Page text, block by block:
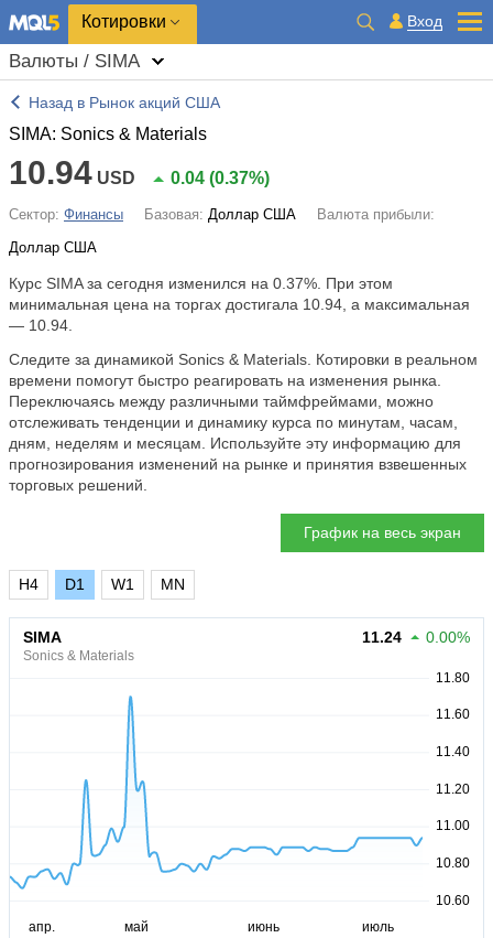
Котировки Вход
Валюты / SIMA
Назад в Рынок акций США
SIMA: Sonics & Materials
10.94 USD 0.04 (0.37%)
Сектор: Финансы Базовая: Доллар США
Валюта прибыли:
Доллар США
Курс SIMA за сегодня изменился на 0.37% . При этом
минимальная цена на торгах достигала 10.94, а максимальная
— 10.94.
Следите за динамикой Sonics & Materials. Котировки в реальном
времени помогут быстро реагировать на изменения рынка.
Переключаясь между различными таймфреймами, можно
отслеживать тенденции и динамику курса по минутам, часам,
дням, неделям и месяцам. Используйте эту информацию для
прогнозирования изменений на рынке и принятия взвешенных
торговых решений.
График на весь экран
H4 D1 W1 MN
SIMA
Sonics & Materials
11.24 0.00%